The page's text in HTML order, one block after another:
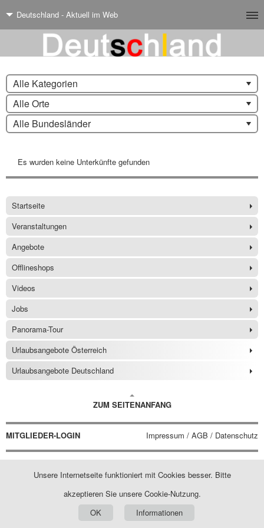
Deutschland - Aktuell im Web
Alle Kategorien
Alle Orte
Alle Bundesländer
Es wurden keine Unterkünfte gefunden
Startseite
Veranstaltungen
Angebote
Offlineshops
Videos
Jobs
Panorama-Tour
Urlaubsangebote Österreich
Urlaubsangebote Deutschland
ZUM SEITENANFANG
MITGLIEDER-LOGIN Impressum / AGB / Datenschutz
Unsere Internetseite funktioniert mit Cookies besser. Bitte
akzeptieren Sie unsere Cookie-Nutzung.
OK
Informationen